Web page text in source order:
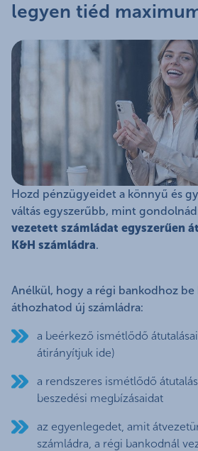
Hozd pénzügyeidet a könnyű és
váltás egyszerűbb, mint
vezetett számládat egyszerűen
K&H számládra.
Anélkül, hogy a régi bankodhoz
áthozhatod új számládra:
a beérkező ismétlődő
átirányítjuk ide)
a rendszeres ismétlődő
beszedési megbízásaidat
az egyenlegedet, amit
számládra, a régi bankodnál